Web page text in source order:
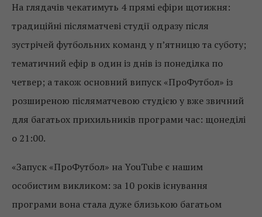
На глядачів чекатимуть 4 прямі ефіри щотижня:
традиційні післяматчеві студії одразу після
зустрічей футбольних команд у п’ятницю та суботу;
тематичний ефір в один із днів із понеділка по
четвер; а також основний випуск «ПроФутбол» із
розширеною післяматчевою студією у вже звичний
для багатьох прихильників програми час: щонеділі
о 21:00.
«Запуск «ПроФутбол» на YouTube є нашим
особистим викликом: за 10 років існування
програми вона стала дуже близькою багатьом